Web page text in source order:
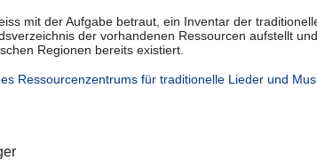
mit der Aufgabe betraut, ein Inventar der
der vorhandenen Ressourcen aufstellt
Regionen bereits existiert.
Ressourcenzentrums für traditionelle Lieder und